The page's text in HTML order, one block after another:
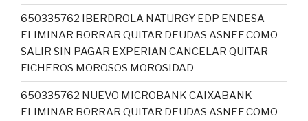
650335762 IBERDROLA NATURGY EDP ENDESA
ELIMINAR BORRAR QUITAR DEUDAS ASNEF COMO
SALIR SIN PAGAR EXPERIAN CANCELAR QUITAR
FICHEROS MOROSOS MOROSIDAD
650335762 NUEVO MICROBANK CAIXABANK
ELIMINAR BORRAR QUITAR DEUDAS ASNEF COMO